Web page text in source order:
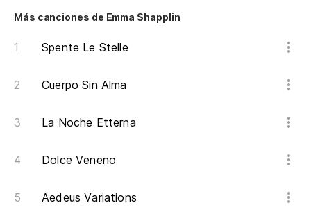
Más canciones de Emma Shapplin
Spente Le Stelle
Cuerpo Sin Alma
La Noche Etterna
Dolce Veneno
Aedeus Variations